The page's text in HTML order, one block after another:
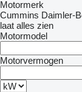
Motormerk
Cummins Daimler-
laat alles zien
Motormodel
Motorvermogen